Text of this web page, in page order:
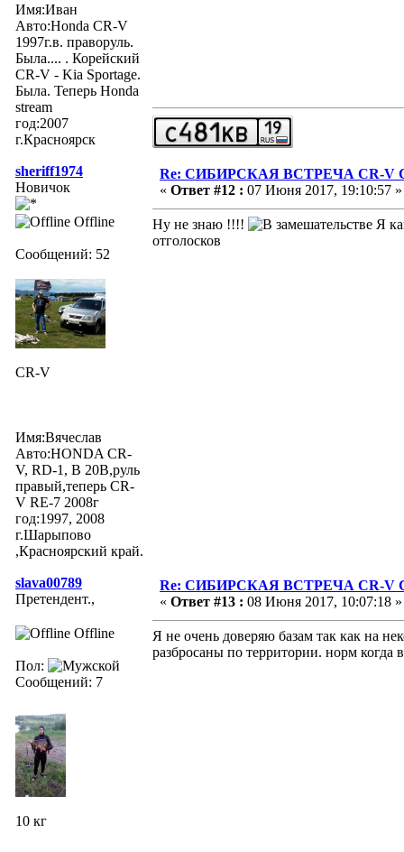
Имя:Иван
Авто:Honda CR-V
1997г.в. праворуль.
Была.... . Корейский
CR-V - Kia Sportage.
Была. Теперь Honda
stream
год:2007
г.Красноярск
sheriff1974
Новичок
Offline
Сообщений: 52
CR-V
Имя:Вячеслав
Авто:HONDA CR-
V, RD-1, B 20B,руль
правый,теперь CR-
V RE-7 2008г
год:1997, 2008
г.Шарыпово
,Красноярский край.
Re: СИБИРСКАЯ ВСТРЕЧА CR-V
« Ответ #12 : 07 Июня 2017, 19:10:57 »
Ну не знаю !!!!
Я
отголосков
slava00789
Претендент.,
Offline
Пол:
Сообщений: 7
10 кг
Re: СИБИРСКАЯ ВСТРЕЧА CR-V
« Ответ #13 : 08 Июня 2017, 10:07:18 »
Я не очень доверяю базам так как на
разбросаны по территории. норм когда